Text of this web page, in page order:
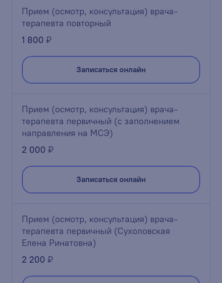
Прием (осмотр, консультация) врача-
терапевта повторный
1 800 ₽
Записаться онлайн
Прием (осмотр, консультация) врача-
терапевта первичный (с заполнением
направления на МСЭ)
2 000 ₽
Записаться онлайн
Прием (осмотр, консультация) врача-
терапевта первичный (Сухоловская
Елена Ринатовна)
2 200 ₽